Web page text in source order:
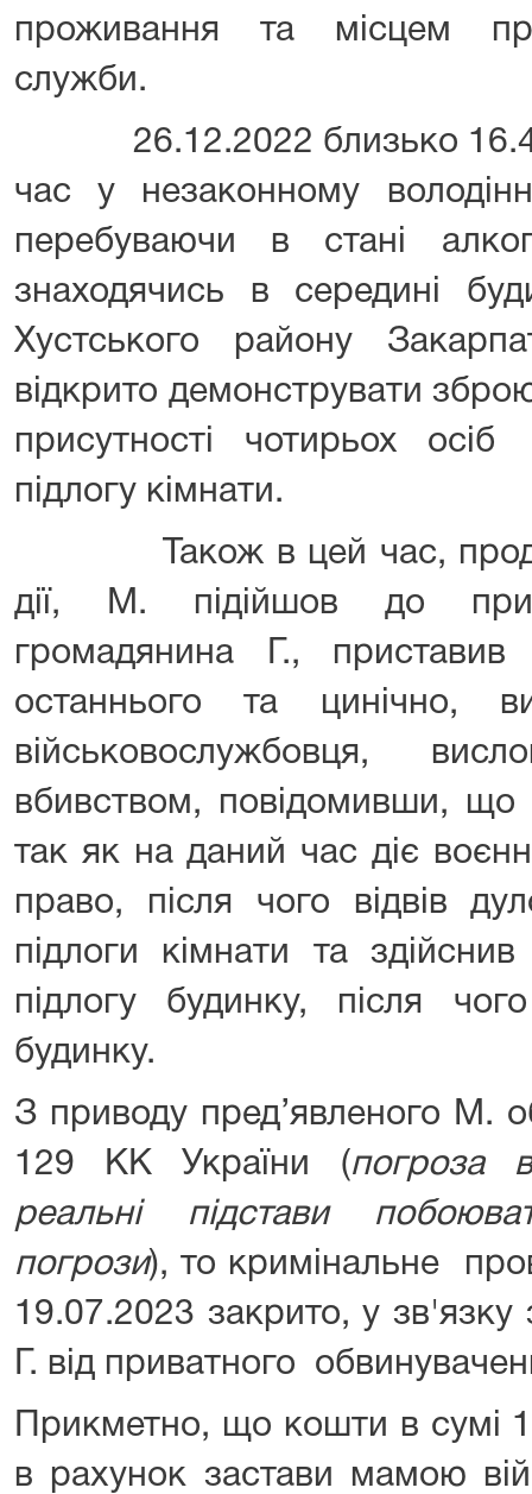
проживання та місцем
служби.
26.12.2022 близько
час у незаконному
перебуваючи в стані
знаходячись в середині
Хустського району
відкрито демонструвати
присутності чотирьох
підлогу кімнати.
Також в цей час,
дії, М. підійшов до
громадянина Г.,
останнього та цинічно,
військовослужбовця,
вбивством, повідомивши, що
так як на даний час діє
право, після чого відвів
підлоги кімнати та
підлогу будинку, після
будинку.
З приводу пред’явленого М.
129 КК України (погроза
реальні підстави
погрози), то кримінальне
19.07.2023 закрито, у зв'язку
Г. від приватного
Прикметно, що кошти в сумі
в рахунок застави мамою